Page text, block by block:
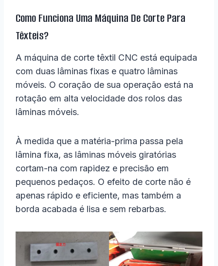
Como Funciona Uma Máquina De Corte Para
Têxteis?
A máquina de corte têxtil CNC está equipada
com duas lâminas fixas e quatro lâminas
móveis. O coração de sua operação está na
rotação em alta velocidade dos rolos das
lâminas móveis.
À medida que a matéria-prima passa pela
lâmina fixa, as lâminas móveis giratórias
cortam-na com rapidez e precisão em
pequenos pedaços. O efeito de corte não é
apenas rápido e eficiente, mas também a
borda acabada é lisa e sem rebarbas.